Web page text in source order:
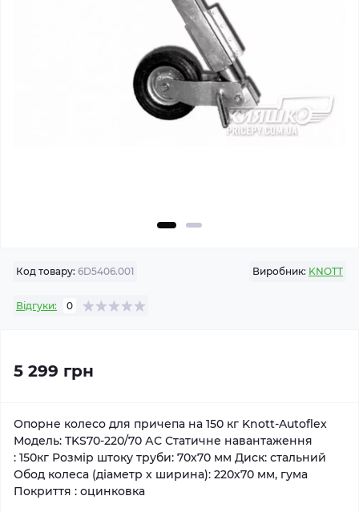
Код товару: 6D5406.001 Виробник: KNOTT
Відгуки: 0
5 299 грн
Опорне колесо для причепа на 150 кг Knott-Autoflex
Модель: TKS70-220/70 АС Статичне навантаження
: 150кг Розмір штоку труби: 70х70 мм Диск: стальний
Обод колеса (діаметр х ширина): 220х70 мм, гума
Покриття : оцинковка